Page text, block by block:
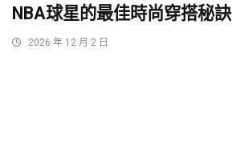
NBA球星的最佳時尚穿搭秘訣
2026 年 12 月 2 日